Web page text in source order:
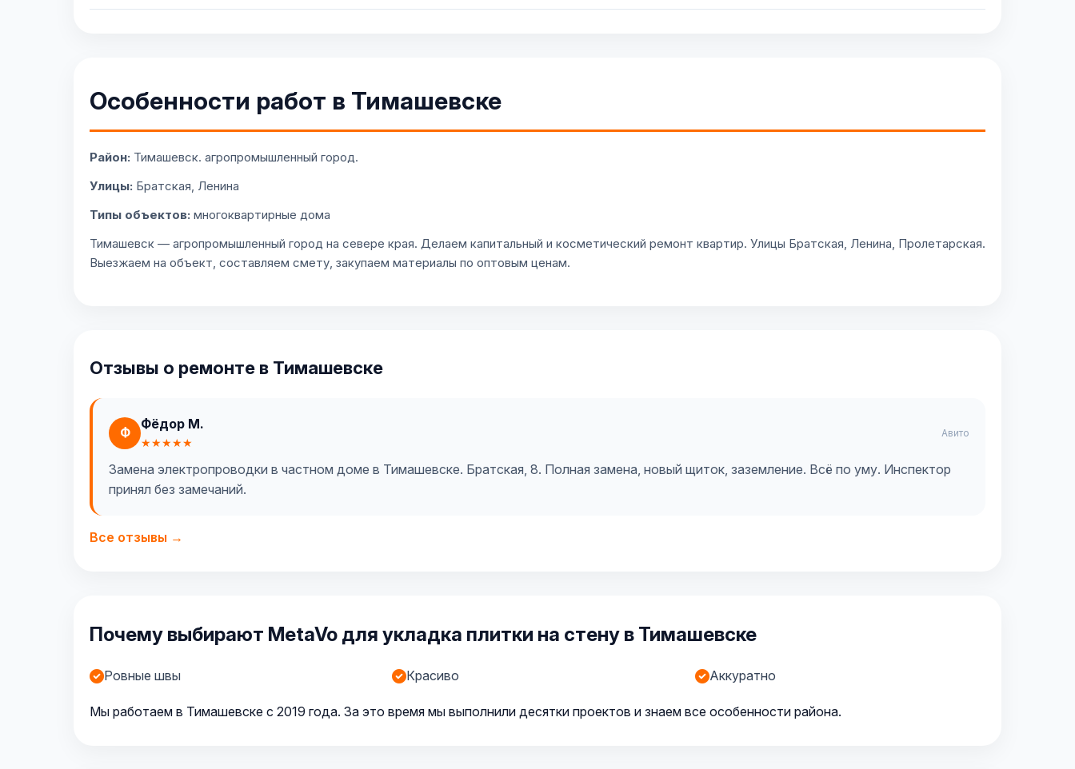
Особенности работ в Тимашевске
Район: Тимашевск. агропромышленный город.
Улицы: Братская, Ленина
Типы объектов: многоквартирные дома
Тимашевск — агропромышленный город на севере края. Делаем капитальный и косметический ремонт квартир. Улицы Братская, Ленина, Пролетарская.
Выезжаем на объект, составляем смету, закупаем материалы по оптовым ценам.
Отзывы о ремонте в Тимашевске
Ф
Фёдор М.
★★★★★
Авито
Замена электропроводки в частном доме в Тимашевске. Братская, 8. Полная замена, новый щиток, заземление. Всё по уму. Инспектор
принял без замечаний.
Все отзывы →
Почему выбирают MetaVo для укладка плитки на стену в Тимашевске
Ровные швы Красиво Аккуратно
Мы работаем в Тимашевске с 2019 года. За это время мы выполнили десятки проектов и знаем все особенности района.